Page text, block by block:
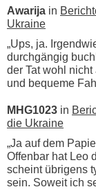
Awarija in
Ukraine
„Ups, ja.
durchgängig
der Tat wohl
und bequeme
MHG1023 in
die Ukraine
„Ja auf dem
Offenbar hat Leo
scheint übrigens
sein. Soweit ich